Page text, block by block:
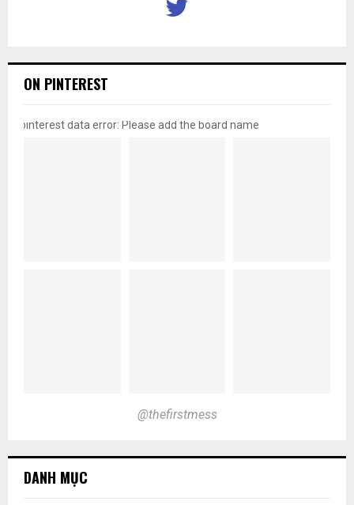
ON PINTEREST
pinterest data error: Please add the board name
@thefirstmess
DANH MỤC